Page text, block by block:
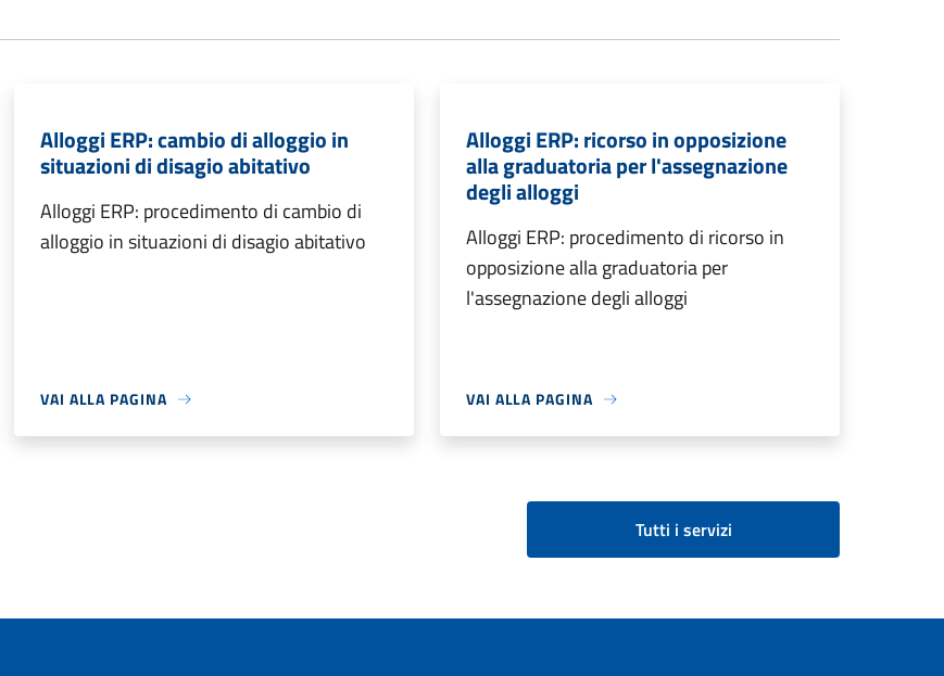
Alloggi ERP: cambio di alloggio in
situazioni di disagio abitativo
Alloggi ERP: procedimento di cambio di
alloggio in situazioni di disagio abitativo
VAI ALLA PAGINA
Alloggi ERP: ricorso in opposizione
alla graduatoria per l'assegnazione
degli alloggi
Alloggi ERP: procedimento di ricorso in
opposizione alla graduatoria per
l'assegnazione degli alloggi
VAI ALLA PAGINA
Tutti i servizi